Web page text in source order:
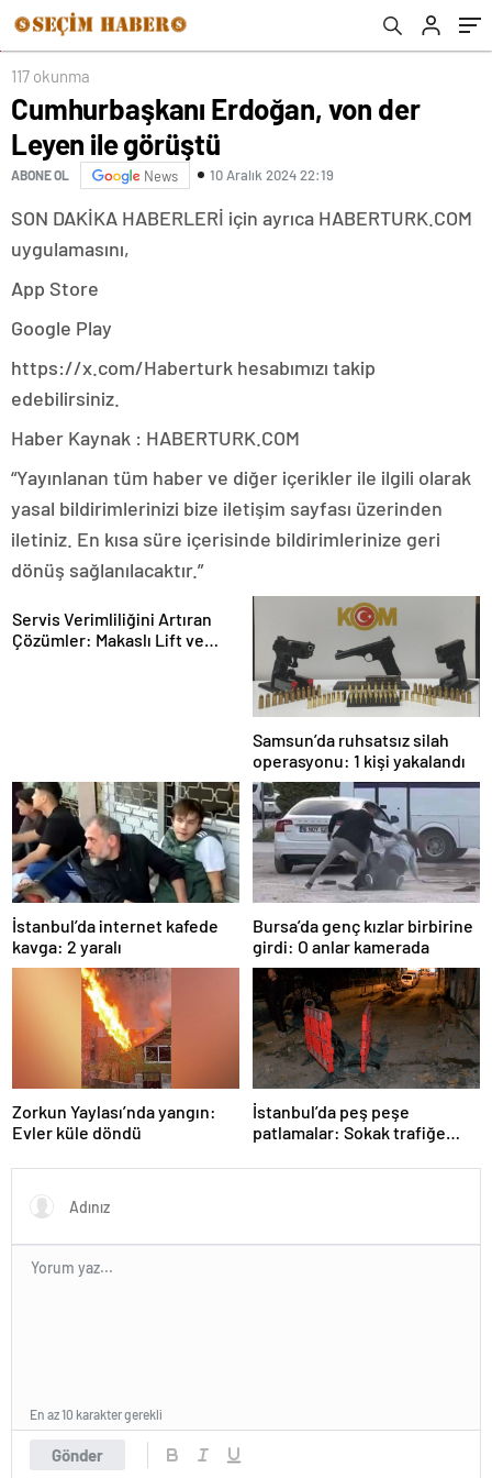
117 okunma
Cumhurbaşkanı Erdoğan, von der
Leyen ile görüştü
ABONE OL News 10 Aralık 2024 22:19
SON DAKİKA HABERLERİ için ayrıca HABERTURK.COM
uygulamasını,
App Store
Google Play
https://x.com/Haberturk hesabımızı takip
edebilirsiniz.
Haber Kaynak : HABERTURK.COM
“Yayınlanan tüm haber ve diğer içerikler ile ilgili olarak
yasal bildirimlerinizi bize iletişim sayfası üzerinden
iletiniz. En kısa süre içerisinde bildirimlerinize geri
dönüş sağlanılacaktır.”
Servis Verimliliğini Artıran
Çözümler: Makaslı Lift ve
Samsun’da ruhsatsız silah
operasyonu: 1 kişi yakalandı
İstanbul’da internet kafede
kavga: 2 yaralı
Bursa’da genç kızlar birbirine
girdi: O anlar kamerada
Zorkun Yaylası’nda yangın:
Evler küle döndü
İstanbul’da peş peşe
patlamalar: Sokak trafiğe
Gönder
En az 10 karakter gerekli